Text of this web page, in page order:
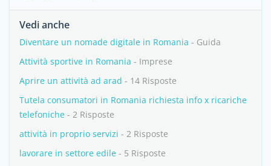
Vedi anche
Diventare un nomade digitale in Romania - Guida
Attività sportive in Romania - Imprese
Aprire un attività ad arad - 14 Risposte
Tutela consumatori in Romania richiesta info x ricariche
telefoniche - 2 Risposte
attività in proprio servizi - 2 Risposte
lavorare in settore edile - 5 Risposte